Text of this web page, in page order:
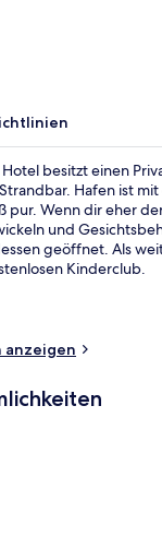
Hotel besitzt einen
Hafen ist
pur. Wenn dir eher
und
geöffnet. Als
Kinderclub.
anzeigen